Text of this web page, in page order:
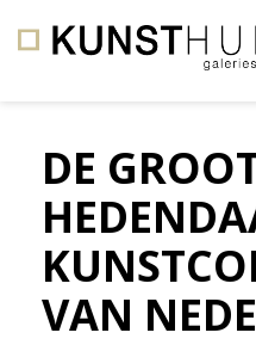
Galerie
&
Kunstuitleen.
Amsterdam
DE
VAN